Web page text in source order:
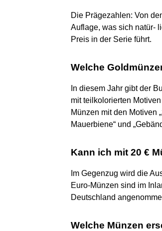
Die Prägezahlen: Von
Auflage, was sich natür-
Preis in der Serie führt.
Welche
In diesem Jahr gibt der
mit teilkolorierten
Münzen mit den Motiven
Mauerbiene“ und
Kann ich mit 20 €
Im Gegenzug wird die
Euro-Münzen sind im
Deutschland
Welche Münzen